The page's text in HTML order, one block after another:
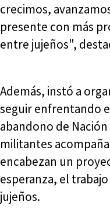
crecimos,
presente con más
entre jujeños",
Además, instó a
seguir enfrentando
abandono de
militantes
encabezan un
esperanza, el
jujeños.